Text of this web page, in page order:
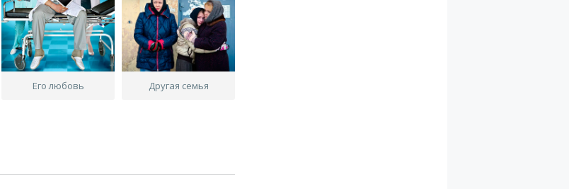
Его любовь Другая семья